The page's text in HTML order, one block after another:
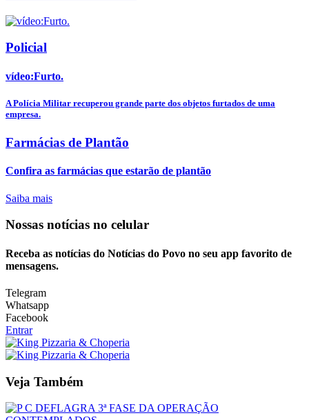
Policial
vídeo:Furto.
A Polícia Militar recuperou grande parte dos objetos furtados de uma
empresa.
Farmácias de Plantão
Confira as farmácias que estarão de plantão
Saiba mais
Nossas notícias no celular
Receba as notícias do Notícias do Povo no seu app favorito de
mensagens.
Telegram
Whatsapp
Facebook
Entrar
Veja Também